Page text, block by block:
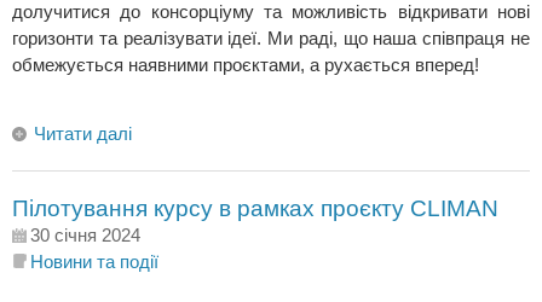
долучитися до консорціуму та можливість відкривати нові
горизонти та реалізувати ідеї. Ми раді, що наша співпраця не
обмежується наявними проєктами, а рухається вперед!
Читати далі
Пілотування курсу в рамках проєкту CLIMAN
30 січня 2024
Новини та події